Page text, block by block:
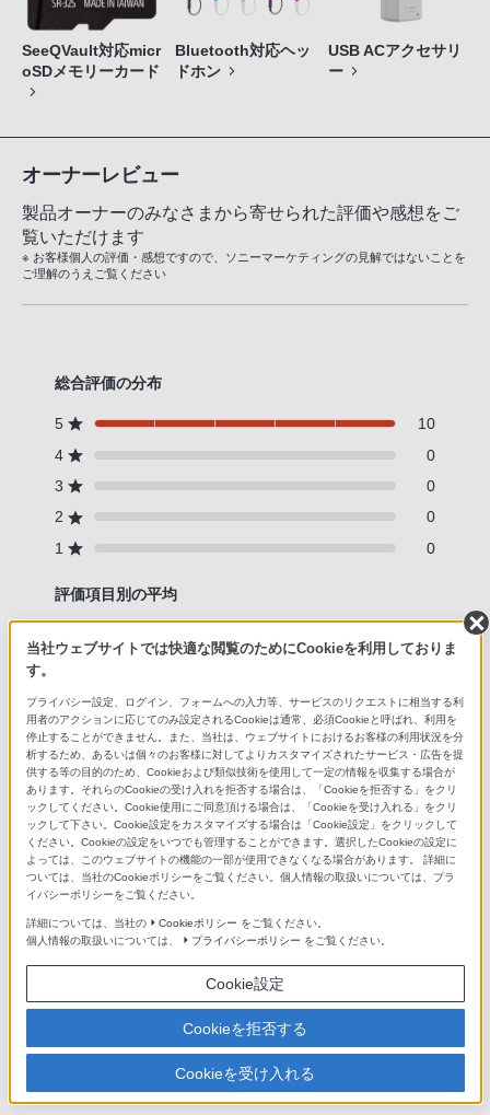
SeeQVault対応micr
oSDメモリーカード
Bluetooth対応ヘッ
ドホン
USB ACアクセサリ
ー
オーナーレビュー
製品オーナーのみなさまから寄せられた評価や感想をご
覧いただけます
※ お客様個人の評価・感想ですので、ソニーマーケティングの見解ではないことを
ご理解のうえご覧ください
総合評価の分布
5
10
4
0
3
0
2
0
1
0
評価項目別の平均
総合評価 5.0
デザイン 4.8
サイズ 4.0
音質 5.0
操作性 4.4
機能性 4.5
スタミナ
すべてのレビューをみる（全10件）
当社ウェブサイトでは快適な閲覧のためにCookieを利用しておりま
す。
プライバシー設定、ログイン、フォームへの入力等、サービスのリクエストに相当する利
用者のアクションに応じてのみ設定されるCookieは通常、必須Cookieと呼ばれ、利用を
停止することができません。また、当社は、ウェブサイトにおけるお客様の利用状況を分
析するため、あるいは個々のお客様に対してよりカスタマイズされたサービス・広告を提
供する等の目的のため、Cookieおよび類似技術を使用して一定の情報を収集する場合が
あります。それらのCookieの受け入れを拒否する場合は、「Cookieを拒否する」をクリ
ックしてください。Cookie使用にご同意頂ける場合は、「Cookieを受け入れる」をクリ
ックして下さい。Cookie設定をカスタマイズする場合は「Cookie設定」をクリックして
ください。Cookieの設定をいつでも管理することができます。選択したCookieの設定に
よっては、このウェブサイトの機能の一部が使用できなくなる場合があります。 詳細に
ついては、当社のCookieポリシーをご覧ください。個人情報の取扱いについては、プラ
イバシーポリシーをご覧ください。
詳細については、当社の Cookieポリシー をご覧ください。
個人情報の取扱いについては、
プライバシーポリシー をご覧ください。
Cookie設定
Cookieを拒否する
Cookieを受け入れる